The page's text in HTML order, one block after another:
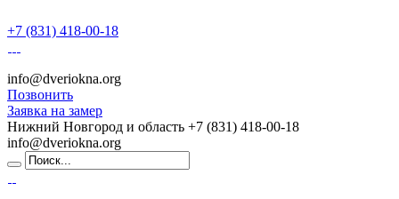
+7 (831) 418-00-18
info@dveriokna.org
Позвонить
Заявка на замер
Нижний Новгород и область +7 (831) 418-00-18
info@dveriokna.org